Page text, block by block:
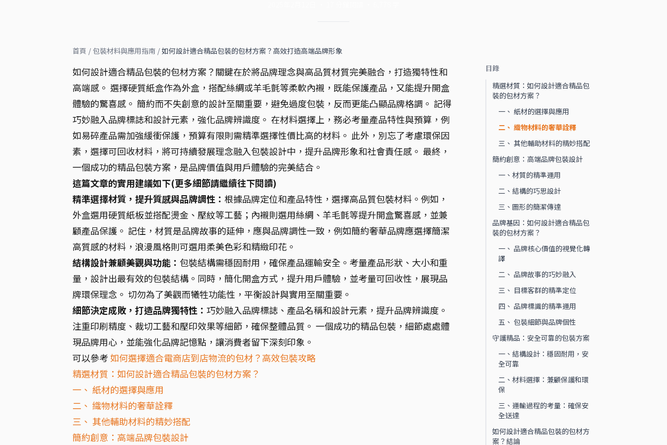
首頁 / 包裝材料與應用指南 / 如何設計適合精品包裝的包材方案？高效打造高端品牌形象
如何設計適合精品包裝的包材方案？關鍵在於將品牌理念與高品質材質完美融合，打造獨特性和
高端感。 選擇硬質紙盒作為外盒，搭配絲綢或羊毛氈等柔軟內襯，既能保護產品，又能提升開盒
體驗的驚喜感。 簡約而不失創意的設計至關重要，避免過度包裝，反而更能凸顯品牌格調。 記得
巧妙融入品牌標誌和設計元素，強化品牌辨識度。 在材料選擇上，務必考量產品特性與預算，例
如易碎產品需加強緩衝保護，預算有限則需精準選擇性價比高的材料。 此外，別忘了考慮環保因
素，選擇可回收材料，將可持續發展理念融入包裝設計中，提升品牌形象和社會責任感。 最終，
一個成功的精品包裝方案，是品牌價值與用戶體驗的完美結合。
這篇文章的實用建議如下(更多細節請繼續往下閱讀)
精準選擇材質，提升質感與品牌調性： 根據品牌定位和產品特性，選擇高品質包裝材料。例如，
外盒選用硬質紙板並搭配燙金、壓紋等工藝；內襯則選用絲綢、羊毛氈等提升開盒驚喜感，並兼
顧產品保護。 記住，材質是品牌故事的延伸，應與品牌調性一致，例如簡約奢華品牌應選擇簡潔
高質感的材料，浪漫風格則可選用柔美色彩和精緻印花。
結構設計兼顧美觀與功能： 包裝結構需穩固耐用，確保產品運輸安全。考量產品形狀、大小和重
量，設計出最有效的包裝結構。同時，簡化開盒方式，提升用戶體驗，並考量可回收性，展現品
牌環保理念。 切勿為了美觀而犧牲功能性，平衡設計與實用至關重要。
細節決定成敗，打造品牌獨特性： 巧妙融入品牌標誌、產品名稱和設計元素，提升品牌辨識度。
注重印刷精度、裁切工藝和壓印效果等細節，確保整體品質。 一個成功的精品包裝，細節處處體
現品牌用心，並能強化品牌記憶點，讓消費者留下深刻印象。
可以參考如何選擇適合電商店到店物流的包材？高效包裝攻略
精選材質：如何設計適合精品包裝的包材方案？
一、 紙材的選擇與應用
二、 織物材料的奢華詮釋
三、 其他輔助材料的精妙搭配
簡約創意：高端品牌包裝設計
目錄
精選材質：如何設計適合精品包
裝的包材方案？
一、 紙材的選擇與應用
二、 織物材料的奢華詮釋
三、 其他輔助材料的精妙搭配
簡約創意：高端品牌包裝設計
一、材質的精準運用
二、結構的巧思設計
三、圖形的簡潔傳達
品牌基因：如何設計適合精品包
裝的包材方案？
一、 品牌核心價值的視覺化轉
譯
二、 品牌故事的巧妙融入
三、 目標客群的精準定位
四、 品牌標識的精準運用
五、 包裝細節與品牌個性
守護精品：安全可靠的包裝方案
一、結構設計：穩固耐用，安
全可靠
二、材料選擇：兼顧保護和環
保
三、運輸過程的考量：確保安
全送達
如何設計適合精品包裝的包材方
案？結論